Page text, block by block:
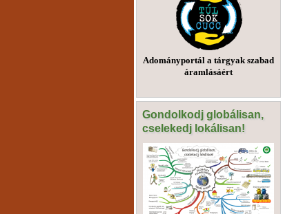
Adományportál a tárgyak szabad
áramlásáért
Gondolkodj globálisan,
cselekedj lokálisan!